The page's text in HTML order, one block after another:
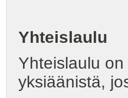
Yhteislaulu
Yhteislaulu
yksiäänistä,